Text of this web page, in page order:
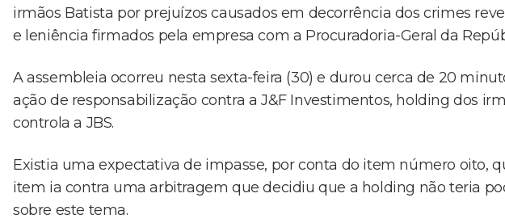
irmãos Batista por prejuízos causados em decorrência dos crimes
e leniência firmados pela empresa com a Procuradoria-Geral da
A assembleia ocorreu nesta sexta-feira (30) e durou cerca de 20
ação de responsabilização contra a J&F Investimentos, holding dos
controla a JBS.
Existia uma expectativa de impasse, por conta do item número oito,
item ia contra uma arbitragem que decidiu que a holding não teria
sobre este tema.